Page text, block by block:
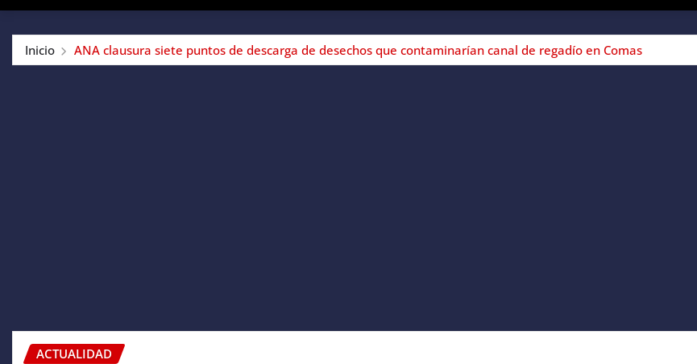
Inicio ANA clausura siete puntos de descarga de desechos que contaminarían canal de regadío en Comas
ACTUALIDAD